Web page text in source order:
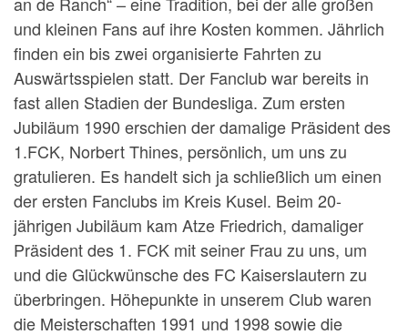
und kleinen Fans auf ihre Kosten kommen. Jährlich
finden ein bis zwei organisierte Fahrten zu
Auswärtsspielen statt. Der Fanclub war bereits in
fast allen Stadien der Bundesliga. Zum ersten
Jubiläum 1990 erschien der damalige Präsident des
1.FCK, Norbert Thines, persönlich, um uns zu
gratulieren. Es handelt sich ja schließlich um einen
der ersten Fanclubs im Kreis Kusel. Beim 20-
jährigen Jubiläum kam Atze Friedrich, damaliger
Präsident des 1. FCK mit seiner Frau zu uns, um
und die Glückwünsche des FC Kaiserslautern zu
überbringen. Höhepunkte in unserem Club waren
die Meisterschaften 1991 und 1998 sowie die